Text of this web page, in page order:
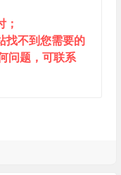
；
找不到您需要的
问题，可联系